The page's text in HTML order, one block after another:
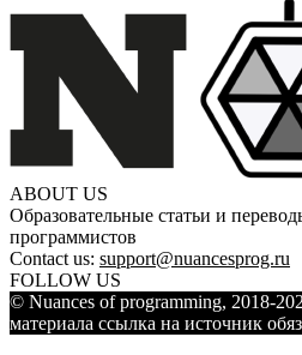
ABOUT US
Образовательные статьи и
программистов
Contact us: support@nuancesprog.ru
FOLLOW US
© Nuances of programming, 2018-
материала ссылка на источник